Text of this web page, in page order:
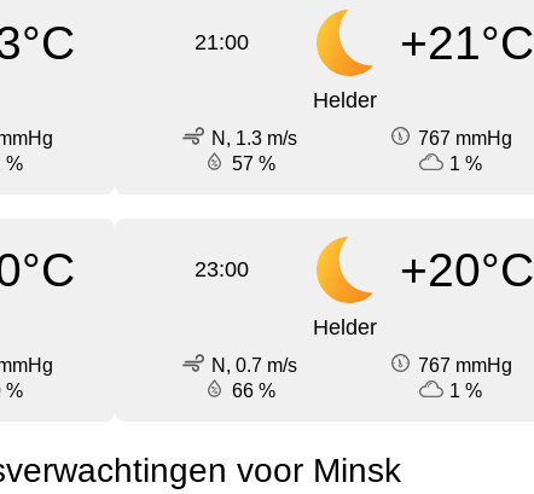
%
21:00 +21°C
Helder
N, 1.3 m/s
767 mmHg
57 %
1 %
%
23:00 +20°C
Helder
N, 0.7 m/s
767 mmHg
66 %
1 %
voor Minsk